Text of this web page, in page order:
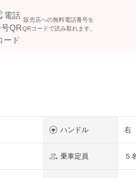
販売店への無料電話番号を
QRコードで読み取れます。
ハンドル 右
乗車定員 ５